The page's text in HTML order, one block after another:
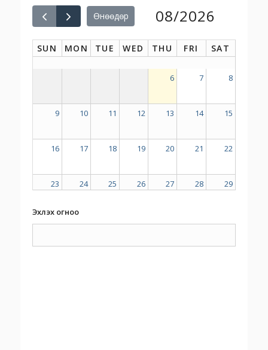
Өнөөдөр 08/2026
SUN MON TUE WED THU FRI SAT
6 7 8
9 10 11 12 13 14 15
16 17 18 19 20 21 22
23 24 25 26 27 28 29
Эхлэх огноо